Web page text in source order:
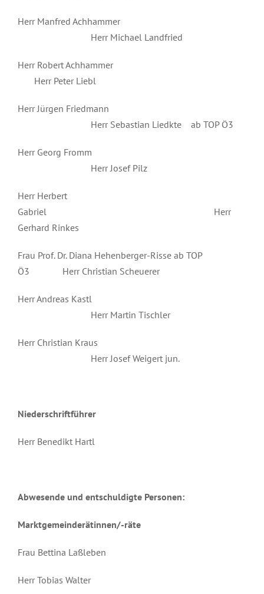
Herr Manfred Achhammer
Herr Michael Landfried
Herr Robert Achhammer
Herr Peter Liebl
Herr Jürgen Friedmann
Herr Sebastian Liedkte ab TOP Ö3
Herr Georg Fromm
Herr Josef Pilz
Herr Herbert
Gabriel Herr
Gerhard Rinkes
Frau Prof. Dr. Diana Hehenberger-Risse ab TOP
Ö3 Herr Christian Scheuerer
Herr Andreas Kastl
Herr Martin Tischler
Herr Christian Kraus
Herr Josef Weigert jun.
Niederschriftführer
Herr Benedikt Hartl
Abwesende und entschuldigte Personen:
Marktgemeinderätinnen/-räte
Frau Bettina Laßleben
Herr Tobias Walter